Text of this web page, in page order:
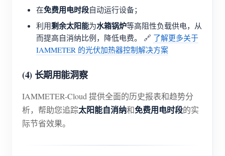
在免费用电时段自动运行设备；
利用剩余太阳能为水箱锅炉等高阻性负载供电，从
而提高自消纳比例，降低电费。 🔗 了解更多关于
IAMMETER 的光伏加热器控制解决方案
(4) 长期用能洞察
IAMMETER-Cloud 提供全面的历史报表和趋势分
析，帮助您追踪太阳能自消纳和免费用电时段的实
际节省效果。